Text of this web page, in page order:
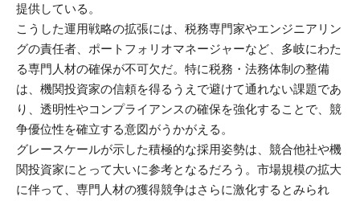
提供している。
こうした運用戦略の拡張には、税務専門家やエンジニアリン
グの責任者、ポートフォリオマネージャーなど、多岐にわた
る専門人材の確保が不可欠だ。特に税務・法務体制の整備
は、機関投資家の信頼を得るうえで避けて通れない課題であ
り、透明性やコンプライアンスの確保を強化することで、競
争優位性を確立する意図がうかがえる。
グレースケールが示した積極的な採用姿勢は、競合他社や機
関投資家にとって大いに参考となるだろう。市場規模の拡大
に伴って、専門人材の獲得競争はさらに激化するとみられ